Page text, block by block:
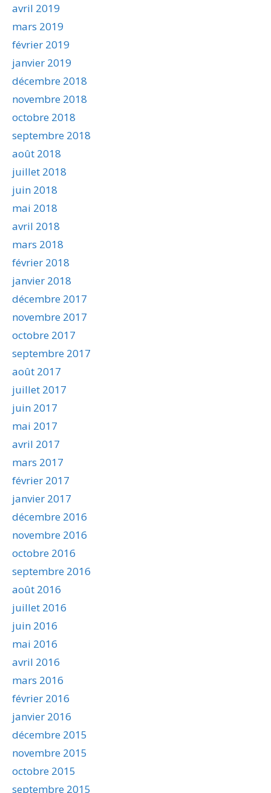
avril 2019
mars 2019
février 2019
janvier 2019
décembre 2018
novembre 2018
octobre 2018
septembre 2018
août 2018
juillet 2018
juin 2018
mai 2018
avril 2018
mars 2018
février 2018
janvier 2018
décembre 2017
novembre 2017
octobre 2017
septembre 2017
août 2017
juillet 2017
juin 2017
mai 2017
avril 2017
mars 2017
février 2017
janvier 2017
décembre 2016
novembre 2016
octobre 2016
septembre 2016
août 2016
juillet 2016
juin 2016
mai 2016
avril 2016
mars 2016
février 2016
janvier 2016
décembre 2015
novembre 2015
octobre 2015
septembre 2015